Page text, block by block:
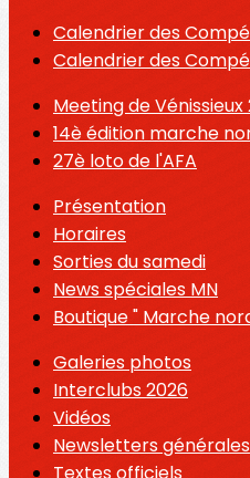
Calendrier des
Calendrier des
Meeting de Vénissieux
14è édition marche
27è loto de l'AFA
Présentation
Horaires
Sorties du samedi
News spéciales MN
Boutique " Marche
Galeries photos
Interclubs 2026
Vidéos
Newsletters générales